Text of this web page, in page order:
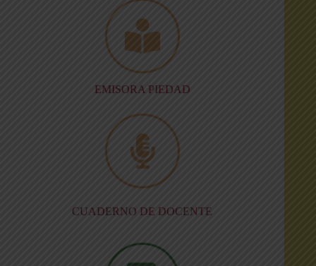
EMISORA PIEDAD
CUADERNO DE DOCENTE